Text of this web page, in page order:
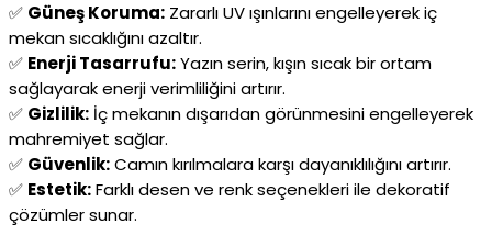
✅ Güneş Koruma: Zararlı UV ışınlarını engelleyerek iç
mekan sıcaklığını azaltır.
✅ Enerji Tasarrufu:Yazın serin, kışın sıcak bir ortam
sağlayarak enerji verimliliğini artırır.
✅ Gizlilik: İç mekanın dışarıdan görünmesini engelleyerek
mahremiyet sağlar.
✅ Güvenlik:Camın kırılmalara karşı dayanıklılığını artırır.
✅ Estetik:Farklı desen ve renk seçenekleri ile dekoratif
çözümler sunar.